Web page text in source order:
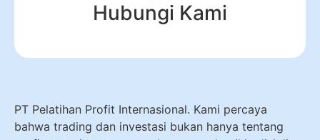
Hubungi Kami
PT Pelatihan Profit Internasional. Kami percaya
bahwa trading dan investasi bukan hanya tentang